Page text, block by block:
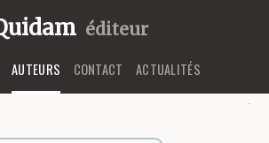
éditeur
AUTEURS CONTACT ACTUALITÉS